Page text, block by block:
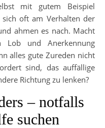
mit gutem Beispiel
oft am Verhalten der
ahmen es nach. Macht
Lob und Anerkennung
alles gute Zureden nicht
sind, das auffällige
Richtung zu lenken?
– notfalls
suchen